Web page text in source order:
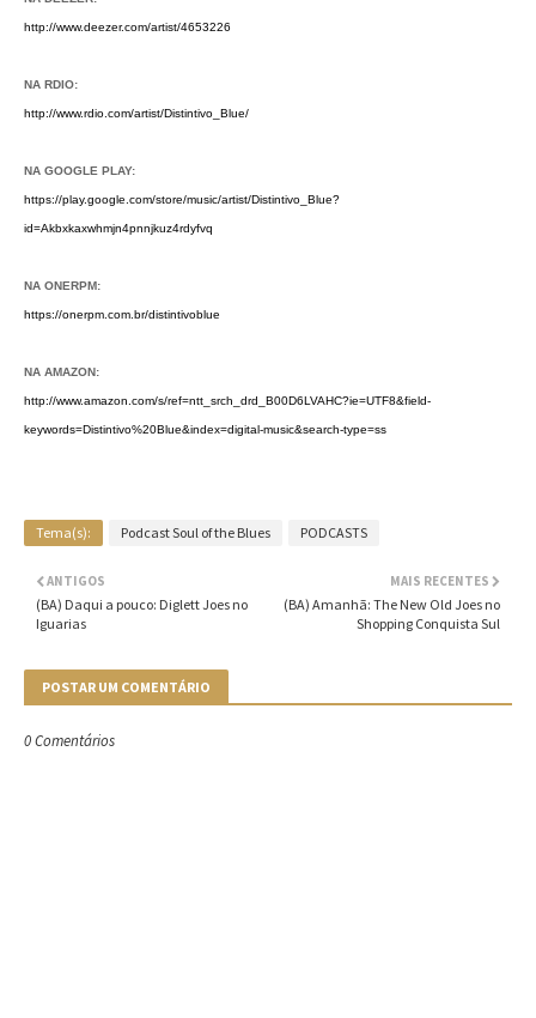
http://www.deezer.com/artist/4653226
NA RDIO:
http://www.rdio.com/artist/Distintivo_Blue/
NA GOOGLE PLAY:
https://play.google.com/store/music/artist/Distintivo_Blue?
id=Akbxkaxwhmjn4pnnjkuz4rdyfvq
NA ONERPM:
https://onerpm.com.br/distintivoblue
NA AMAZON:
http://www.amazon.com/s/ref=ntt_srch_drd_B00D6LVAHC?ie=UTF8&field-
keywords=Distintivo%20Blue&index=digital-music&search-type=ss
Tema(s): Podcast Soul of the Blues PODCASTS
MAIS RECENTES
(BA) Amanhã: The New Old Joes no
Shopping Conquista Sul
ANTIGOS
(BA) Daqui a pouco: Diglett Joes no
Iguarias
POSTAR UM COMENTÁRIO
0 Comentários